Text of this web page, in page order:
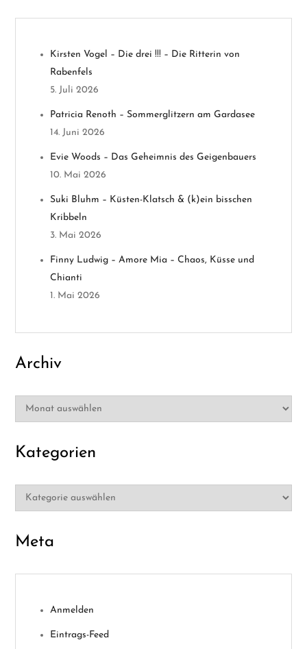
g
Kirsten Vogel – Die drei !!! – Die Ritterin von
Rabenfels
5. Juli 2026
Patricia Renoth – Sommerglitzern am Gardasee
14. Juni 2026
Evie Woods – Das Geheimnis des Geigenbauers
10. Mai 2026
Suki Bluhm – Küsten-Klatsch & (k)ein bisschen
Kribbeln
3. Mai 2026
Finny Ludwig – Amore Mia – Chaos, Küsse und
Chianti
1. Mai 2026
Archiv
Archiv
Kategorien
Kategorien
Meta
Anmelden
Eintrags-Feed